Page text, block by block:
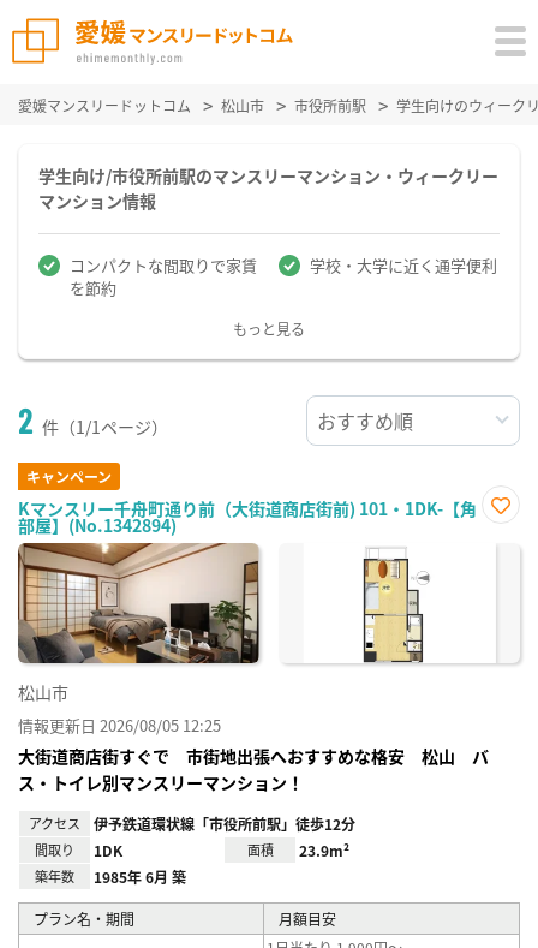
愛媛マンスリードットコム 松山市 市役所前駅 学生向けのウィーク
学生向け/市役所前駅のマンスリーマンション・ウィークリー
マンション情報
コンパクトな間取りで家賃
を節約
学校・大学に近く通学便利
もっと見る
2 件（1/1ページ）
キャンペーン
Kマンスリー千舟町通り前（大街道商店街前) 101・1DK-【角
部屋】(No.1342894)
に入
松山市
情報更新日 2026/08/05 12:25
大街道商店街すぐで 市街地出張へおすすめな格安 松山 バ
ス・トイレ別マンスリーマンション！
アクセス 伊予鉄道環状線「市役所前駅」徒歩12分
間取り 1DK 面積 23.9m²
築年数 1985年 6月 築
プラン名・期間 月額目安